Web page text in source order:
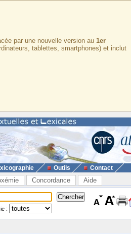
par une nouvelle version au 1er
tablettes, smartphones) et inclut
Outils Contact
Concordance Aide
: